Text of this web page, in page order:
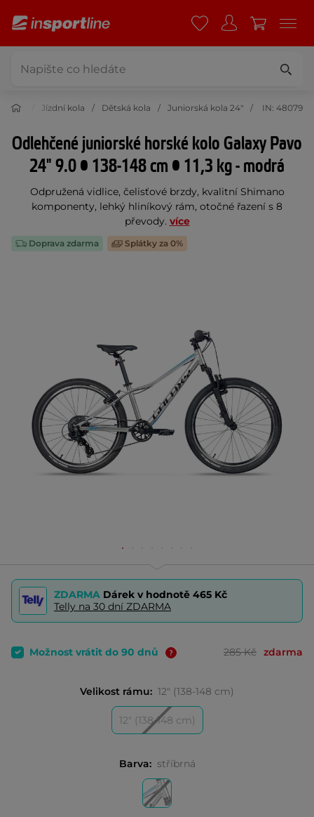
Jízdní kola Dětská kola Juniorská kola 24" IN: 48079
Odlehčené juniorské horské kolo Galaxy Pavo
24" 9.0 • 138-148 cm • 11,3 kg - modrá
Odpružená vidlice, čelisťové brzdy, kvalitní Shimano
komponenty, lehký hliníkový rám, otočné řazení s 8
převody. více
Doprava zdarma Splátky za 0%
ZDARMA Dárek v hodnotě 465 Kč
Telly na 30 dní ZDARMA
Možnost vrátit do 90 dnů 285 Kč zdarma
Velikost rámu: 12" (138-148 cm)
12" (138-148 cm)
Barva: stříbrná